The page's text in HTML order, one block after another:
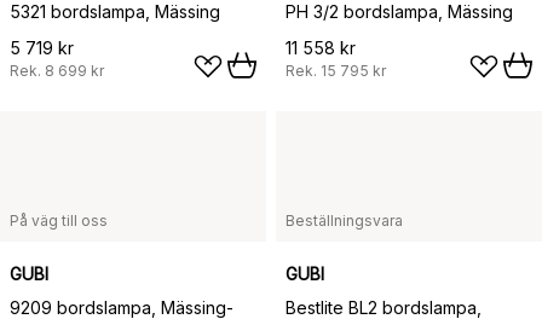
5321 bordslampa, Mässing
5 719 kr
Rek. 8 699 kr
PH 3/2 bordslampa, Mässing
11 558 kr
Rek. 15 795 kr
På väg till oss
GUBI
9209 bordslampa, Mässing-
Beställningsvara
GUBI
Bestlite BL2 bordslampa,